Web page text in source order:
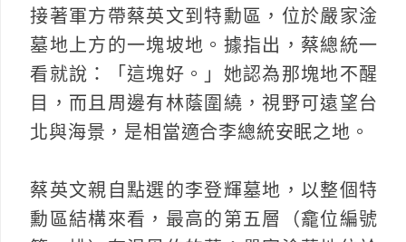
接著軍方帶蔡英文到特勳區，位於嚴家淦
墓地上方的一塊坡地。據指出，蔡總統一
看就說：「這塊好。」她認為那塊地不醒
目，而且周邊有林蔭圍繞，視野可遠望台
北與海景，是相當適合李總統安眠之地。
蔡英文親自點選的李登輝墓地，以整個特
勳區結構來看，最高的第五層（龕位編號